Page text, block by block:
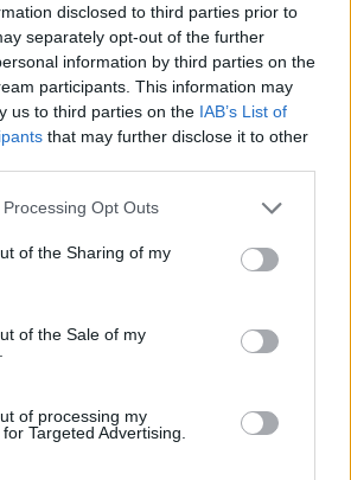
disclosed to third parties prior to
separately opt-out of the further
information by third parties on the
participants. This information may
us to third parties on the IAB’s List of
that may further disclose it to other
website/app uses one or more Google
or usage behaviour. You may click to
to Google and its third-party tags to
specified purposes in below Google
Opt Outs
of the Sharing of my
of the Sale of my
of processing my
Targeted Advertising.
Anos EFAFLU